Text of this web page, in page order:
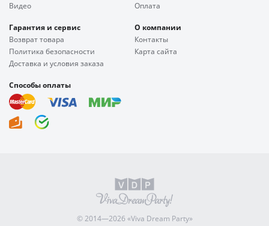
Видео
Оплата
Гарантия и сервис
Возврат товара
Политика безопасности
Доставка и условия заказа
О компании
Контакты
Карта сайта
Способы оплаты
© 2014—2026 «Viva Dream Party»